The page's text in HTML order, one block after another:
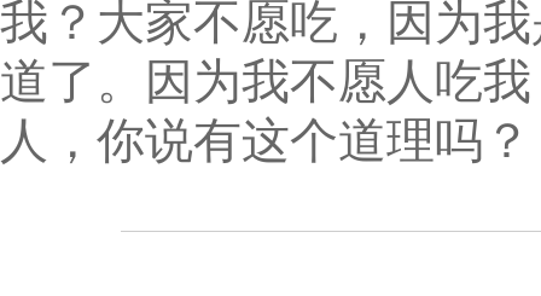
我？大家不愿吃，因为
道了。因为我不愿人吃
人，你说有这个道理吗？